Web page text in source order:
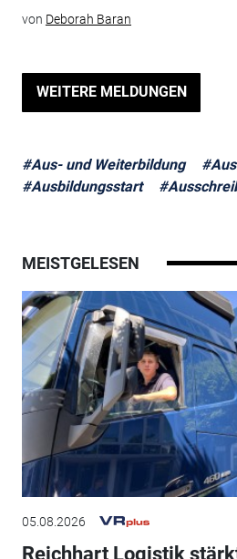
von Deborah Baran
WEITERE MELDUNGEN
#Aus- und Weiterbildung
#Ausbildungsstart
MEISTGELESEN
05.08.2026
Reichhart Logistik